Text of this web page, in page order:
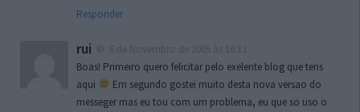
Responder
rui
Boas! Primeiro quero felicitar pelo exelente blog que tens
aqui
Em segundo gostei muito desta nova versao do
messeger mas eu tou com um problema, eu que so uso o